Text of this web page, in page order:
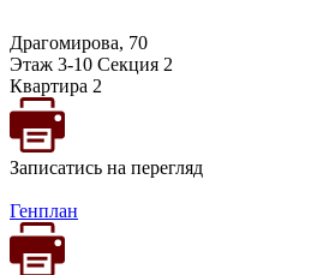
Драгомирова, 70
Этаж 3-10 Секция 2
Квартира 2
Записатись на перегляд
Генплан